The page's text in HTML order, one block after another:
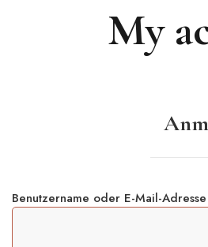
My
Benutzername oder E-Mail-Adresse